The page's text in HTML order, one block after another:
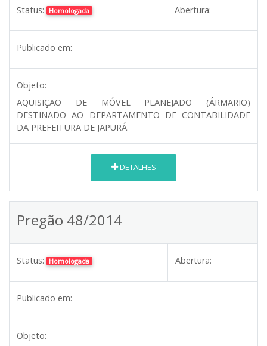
Status: Homologada Abertura:
Publicado em:
Objeto:
AQUISIÇÃO DE MÓVEL PLANEJADO (ÁRMARIO)
DESTINADO AO DEPARTAMENTO DE CONTABILIDADE
DA PREFEITURA DE JAPURÁ.
DETALHES
Pregão 48/2014
Status: Homologada Abertura:
Publicado em:
Objeto: